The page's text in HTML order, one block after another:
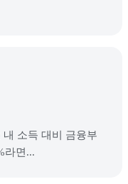
소득 대비 금융부
라면...